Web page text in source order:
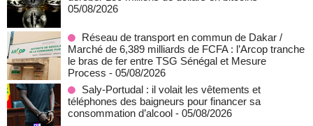
05/08/2026
Réseau de transport en commun de Dakar /
Marché de 6,389 milliards de FCFA : l’Arcop tranche
le bras de fer entre TSG Sénégal et Mesure
Process - 05/08/2026
Saly-Portudal : il volait les vêtements et
téléphones des baigneurs pour financer sa
consommation d’alcool - 05/08/2026